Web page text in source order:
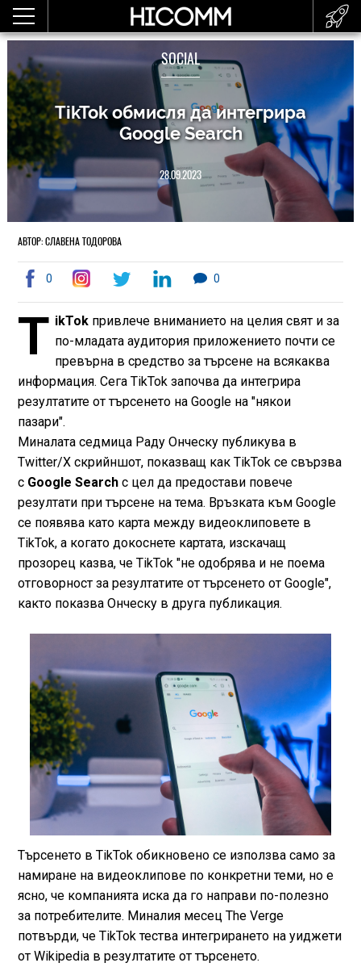
SOCIAL
TikTok обмисля да интегрира
Google Search
28.09.2023
АВТОР: СЛАВЕНА ТОДОРОВА
0 0
T ikTok привлече вниманието на целия свят и за
по-младата аудитория приложението почти се
превърна в средство за търсене на всякаква
информация. Сега TikTok започва да интегрира
резултатите от търсенето на Google на "някои
пазари".
Миналата седмица Раду Онческу публикува в
Twitter/X скрийншот, показващ как TikTok се свързва
с Google Searchс цел да предостави повече
резултати при търсене на тема. Връзката към Google
се появява като карта между видеоклиповете в
TikTok, а когато докоснете картата, изскачащ
прозорец казва, че TikTok "не одобрява и не поема
отговорност за резултатите от търсенето от Google",
както показва Онческу в друга публикация.
Търсенето в TikTok обикновено се използва само за
намиране на видеоклипове по конкретни теми, но е
ясно, че компанията иска да го направи по-полезно
за потребителите. Миналия месец The Verge
потвърди, че TikTok тества интегрирането на уиджети
от Wikipedia в резултатите от търсенето.